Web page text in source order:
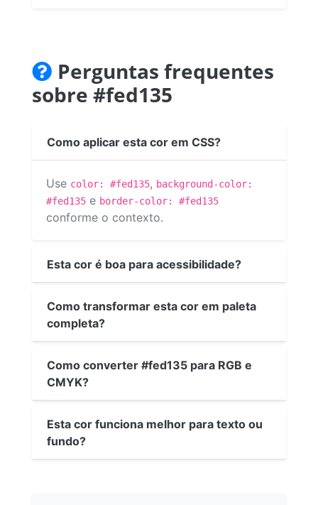
Perguntas frequentes
sobre #fed135
Como aplicar esta cor em CSS?
Use color: #fed135, background-color:
#fed135 e border-color: #fed135
conforme o contexto.
Esta cor é boa para acessibilidade?
Como transformar esta cor em paleta
completa?
Como converter #fed135 para RGB e
CMYK?
Esta cor funciona melhor para texto ou
fundo?